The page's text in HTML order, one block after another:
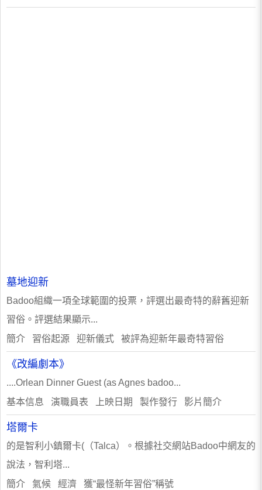
墓地迎新
Badoo組織一項全球範圍的投票，評選出最奇特的辭舊迎新
習俗。評選結果顯示...
簡介 習俗起源 迎新儀式 被評為迎新年最奇特習俗
《改編劇本》
....Orlean Dinner Guest (as Agnes badoo...
基本信息 演職員表 上映日期 製作發行 影片簡介
塔爾卡
的是智利小鎮爾卡(（Talca）。根據社交網站Badoo中網友的
說法，智利塔...
簡介 氣候 經濟 獲“最怪新年習俗”稱號